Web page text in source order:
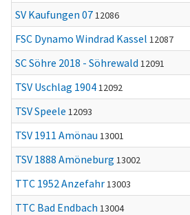
SV Kaufungen 0712086
FSC Dynamo Windrad Kassel 12087
SC Söhre 2018 - Söhrewald 12091
TSV Uschlag 190412092
TSV Speele 12093
TSV 1911 Amönau 13001
TSV 1888 Amöneburg 13002
TTC 1952 Anzefahr13003
TTC Bad Endbach 13004